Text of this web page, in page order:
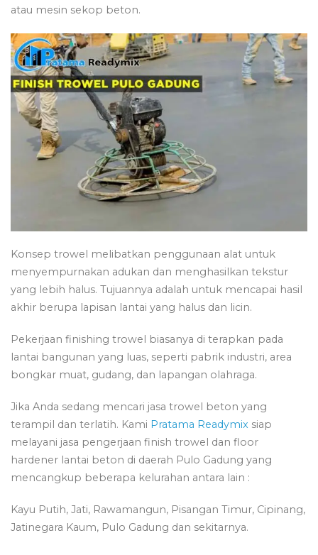
atau mesin sekop beton.
Konsep trowel melibatkan penggunaan alat untuk
menyempurnakan adukan dan menghasilkan tekstur
yang lebih halus. Tujuannya adalah untuk mencapai hasil
akhir berupa lapisan lantai yang halus dan licin.
Pekerjaan finishing trowel biasanya di terapkan pada
lantai bangunan yang luas, seperti pabrik industri, area
bongkar muat, gudang, dan lapangan olahraga.
Jika Anda sedang mencari jasa trowel beton yang
terampil dan terlatih. Kami Pratama Readymix siap
melayani jasa pengerjaan finish trowel dan floor
hardener lantai beton di daerah Pulo Gadung yang
mencangkup beberapa kelurahan antara lain :
Kayu Putih, Jati, Rawamangun, Pisangan Timur, Cipinang,
Jatinegara Kaum, Pulo Gadung dan sekitarnya.